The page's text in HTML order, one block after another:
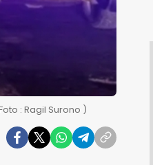
: Ragil Surono )